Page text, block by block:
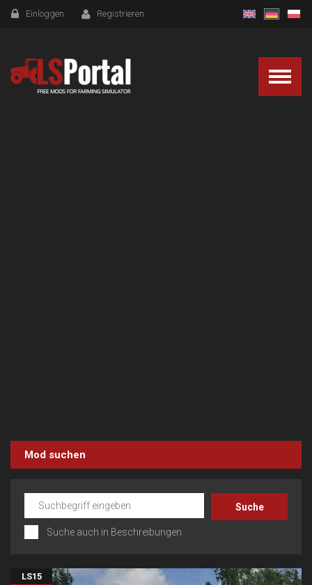
Einloggen Registrieren
Mod suchen
Suche auch in Beschreibungen
LS15